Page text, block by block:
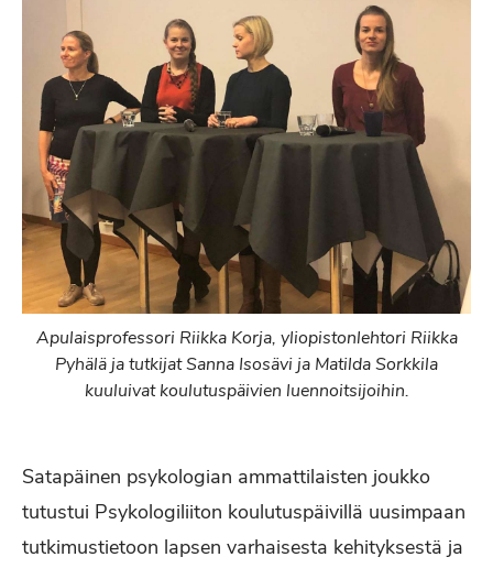
Apulaisprofessori Riikka Korja, yliopistonlehtori Riikka
Pyhälä ja tutkijat Sanna Isosävi ja Matilda Sorkkila
kuuluivat koulutuspäivien luennoitsijoihin.
Satapäinen psykologian ammattilaisten joukko
tutustui Psykologiliiton koulutuspäivillä uusimpaan
tutkimustietoon lapsen varhaisesta kehityksestä ja